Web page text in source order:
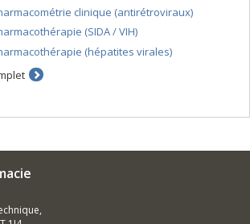
clinique (antirétroviraux)
(SIDA / VIH)
(hépatites virales)